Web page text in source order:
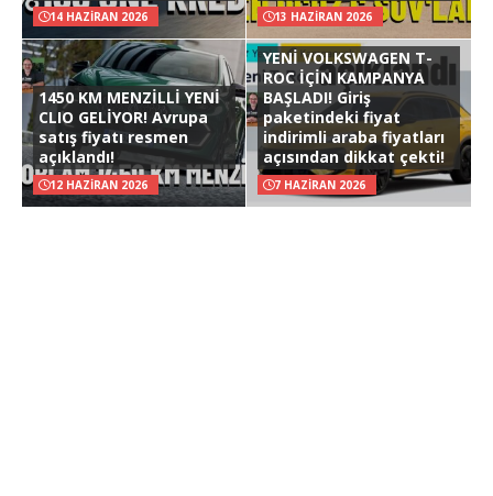
14 HAZIRAN 2026 13 HAZIRAN 2026
1450 KM MENZİLLİ YENİ
CLIO GELİYOR! Avrupa
satış fiyatı resmen
açıklandı!
12 HAZIRAN 2026
YENİ VOLKSWAGEN T-
ROC İÇİN KAMPANYA
BAŞLADI! Giriş
paketindeki fiyat
indirimli araba fiyatları
açısından dikkat çekti!
7 HAZIRAN 2026